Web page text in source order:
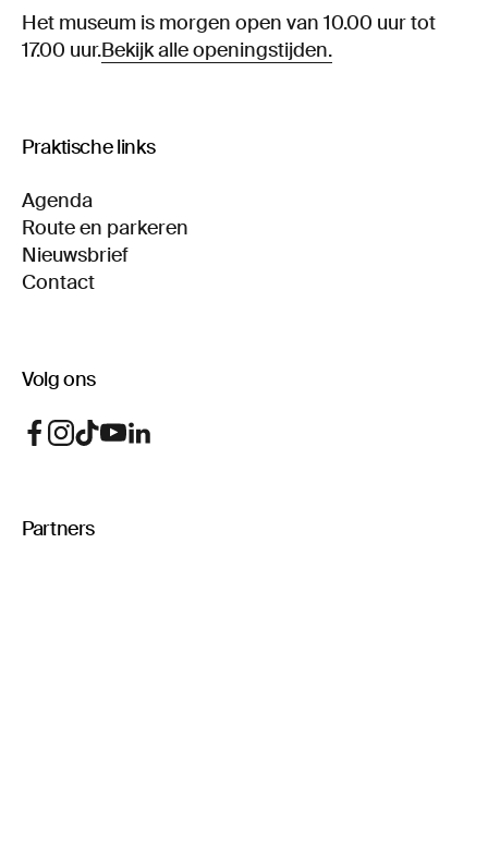
Het museum is morgen open van 10.00 uur tot
17.00 uur.Bekijk alle openingstijden.
Praktische links
Agenda
Route en parkeren
Nieuwsbrief
Contact
Volg ons
Partners